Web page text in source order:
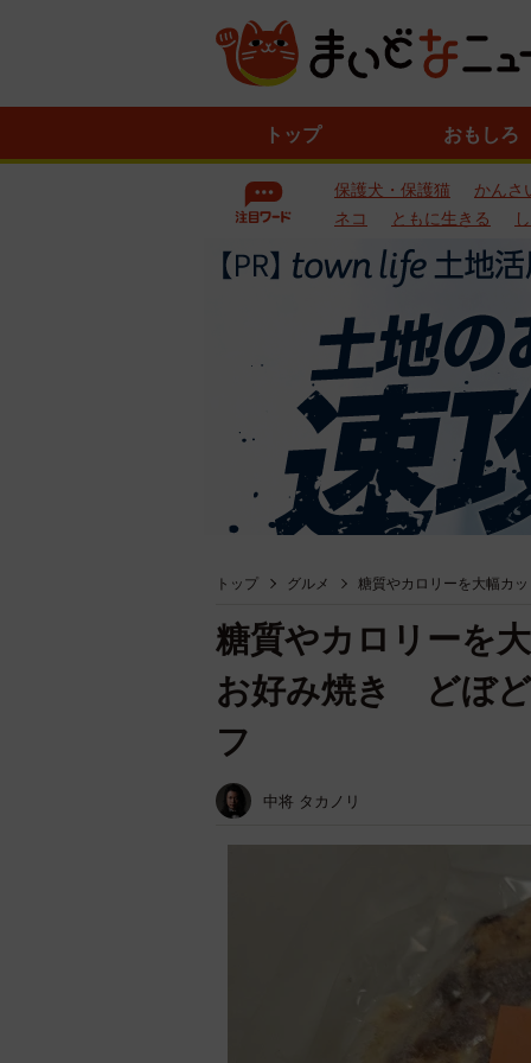
トップ おもしろ
保護犬・保護猫
かんさ
ネコ
ともに生きる
トップ グルメ 糖質やカロリーを大幅カ
糖質やカロリーを
お好み焼き どぼ
フ
中将 タカノリ